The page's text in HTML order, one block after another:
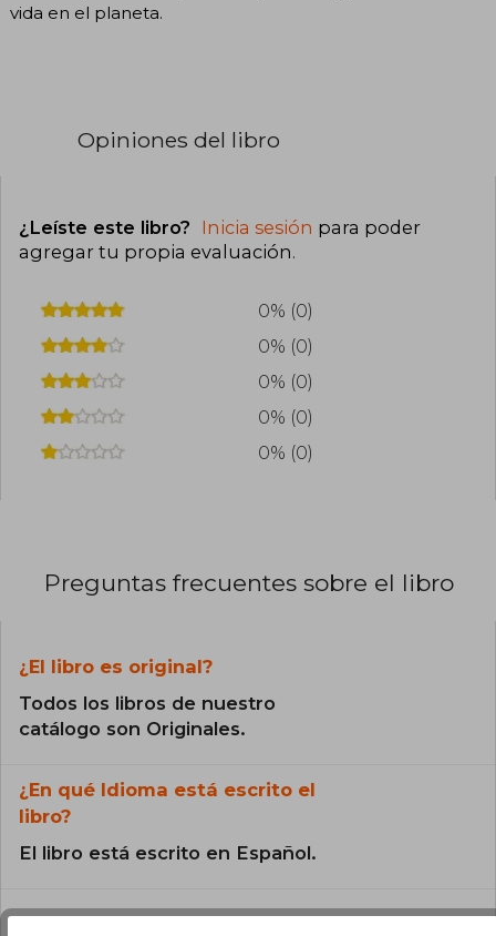
vida en el planeta.
Opiniones del libro
¿Leíste este libro? Inicia sesión para poder
agregar tu propia evaluación.
0% (0)
0% (0)
0% (0)
0% (0)
0% (0)
Preguntas frecuentes sobre el libro
¿El libro es original?
Todos los libros de nuestro
catálogo son Originales.
¿En qué Idioma está escrito el
libro?
El libro está escrito en Español.